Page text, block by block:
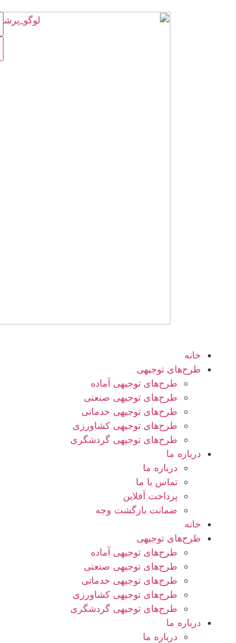
خانه
طرح‌های توجیهی
طرح‌های توجیهی آماده
طرح‌های توجیهی صنعتی
طرح‌های توجیهی خدماتی
طرح‌های توجیهی کشاورزی
طرح‌های توجیهی گردشگری
درباره ما
درباره ما
تماس با ما
پرداخت آفلاین
ضمانت بازگشت وجه
خانه
طرح‌های توجیهی
طرح‌های توجیهی آماده
طرح‌های توجیهی صنعتی
طرح‌های توجیهی خدماتی
طرح‌های توجیهی کشاورزی
طرح‌های توجیهی گردشگری
درباره ما
درباره ما